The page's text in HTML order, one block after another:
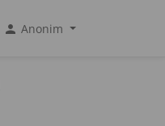
person Anonim